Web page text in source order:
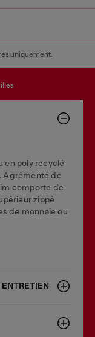
uniquement.
en poly recyclé
Agrémenté de
comporte de
zippé
de monnaie ou